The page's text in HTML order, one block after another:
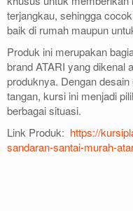
terjangkau, sehingga
baik di rumah maupun
Produk ini merupakan
brand ATARI yang dikenal
produknya. Dengan
tangan, kursi ini menjadi
berbagai situasi.
Link Produk: https://
sandaran-santai-murah-